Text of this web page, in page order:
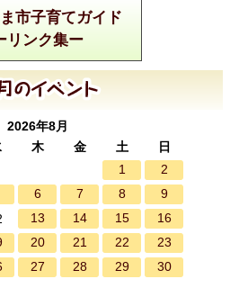
市子育てガイド
リンク集ー
2026年8月
木 金 土
日
1
2
6 7 8
9
13 14 15
16
20 21 22
23
27 28 29
30